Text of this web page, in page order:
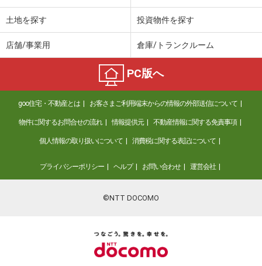
土地を探す 投資物件を探す
店舗/事業用 倉庫/トランクルーム
PC版へ
goo住宅・不動産とは お客さまご利用端末からの情報の外部送信について
物件に関するお問合せの流れ 情報提供元 不動産情報に関する免責事項
個人情報の取り扱いについて 消費税に関する表記について
プライバシーポリシー ヘルプ お問い合わせ 運営会社
©NTT DOCOMO